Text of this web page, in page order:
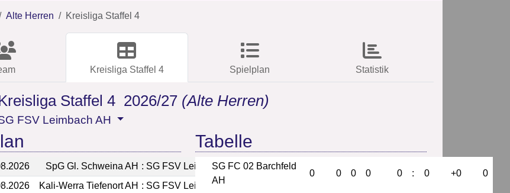
Alte Herren Kreisliga Staffel 4
Kreisliga Staffel 4 Spielplan Statistik
Staffel 4 2026/27 (Alte Herren)
FSV Leimbach AH
SpG Gl. Schweina AH : SG FSV Leimbach AH
Kali-Werra Tiefenort AH : SG FSV Leimbach AH
Tabelle
SG FC 02 Barchfeld
AH
0 0 0 0 0 : 0 +0 0